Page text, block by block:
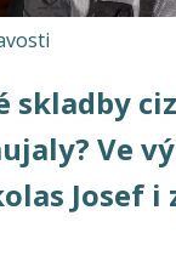
skladby
Ve
Josef i